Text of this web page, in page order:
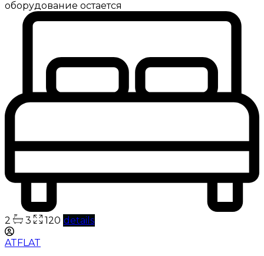
оборудование остается
2 3 120 details
ATFLAT